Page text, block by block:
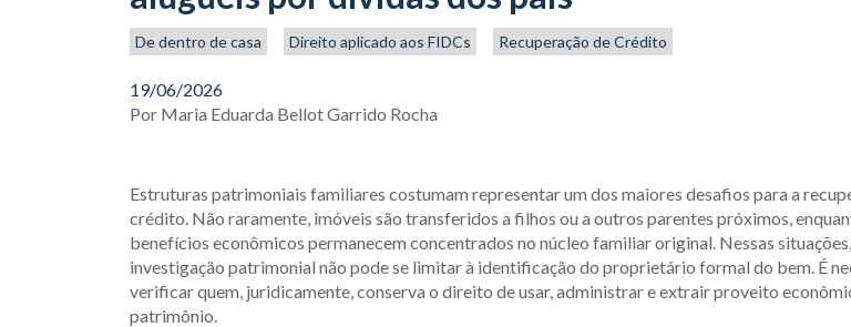
De dentro de casa Direito aplicado aos FIDCs Recuperação de Crédito
19/06/2026
Por Maria Eduarda Bellot Garrido Rocha
Estruturas patrimoniais familiares costumam representar um dos maiores desafios para a
crédito. Não raramente, imóveis são transferidos a filhos ou a outros parentes próximos,
benefícios econômicos permanecem concentrados no núcleo familiar original. Nessas
investigação patrimonial não pode se limitar à identificação do proprietário formal do bem. É
verificar quem, juridicamente, conserva o direito de usar, administrar e extrair proveito
patrimônio.